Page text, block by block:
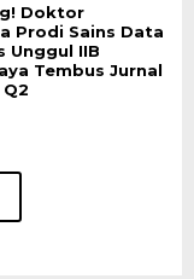
Doktor
Prodi Sains Data
Unggul IIB
Tembus Jurnal